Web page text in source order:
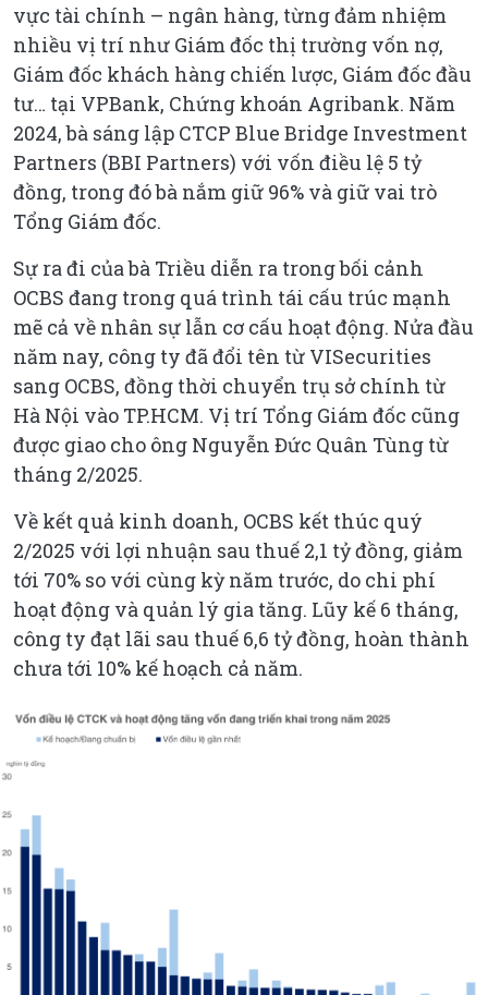
vực tài chính – ngân hàng, từng đảm nhiệm
nhiều vị trí như Giám đốc thị trường vốn nợ,
Giám đốc khách hàng chiến lược, Giám đốc đầu
tư… tại VPBank, Chứng khoán Agribank. Năm
2024, bà sáng lập CTCP Blue Bridge Investment
Partners (BBI Partners) với vốn điều lệ 5 tỷ
đồng, trong đó bà nắm giữ 96% và giữ vai trò
Tổng Giám đốc.
Sự ra đi của bà Triều diễn ra trong bối cảnh
OCBS đang trong quá trình tái cấu trúc mạnh
mẽ cả về nhân sự lẫn cơ cấu hoạt động. Nửa đầu
năm nay, công ty đã đổi tên từ VISecurities
sang OCBS, đồng thời chuyển trụ sở chính từ
Hà Nội vào TP.HCM. Vị trí Tổng Giám đốc cũng
được giao cho ông Nguyễn Đức Quân Tùng từ
tháng 2/2025.
Về kết quả kinh doanh, OCBS kết thúc quý
2/2025 với lợi nhuận sau thuế 2,1 tỷ đồng, giảm
tới 70% so với cùng kỳ năm trước, do chi phí
hoạt động và quản lý gia tăng. Lũy kế 6 tháng,
công ty đạt lãi sau thuế 6,6 tỷ đồng, hoàn thành
chưa tới 10% kế hoạch cả năm.